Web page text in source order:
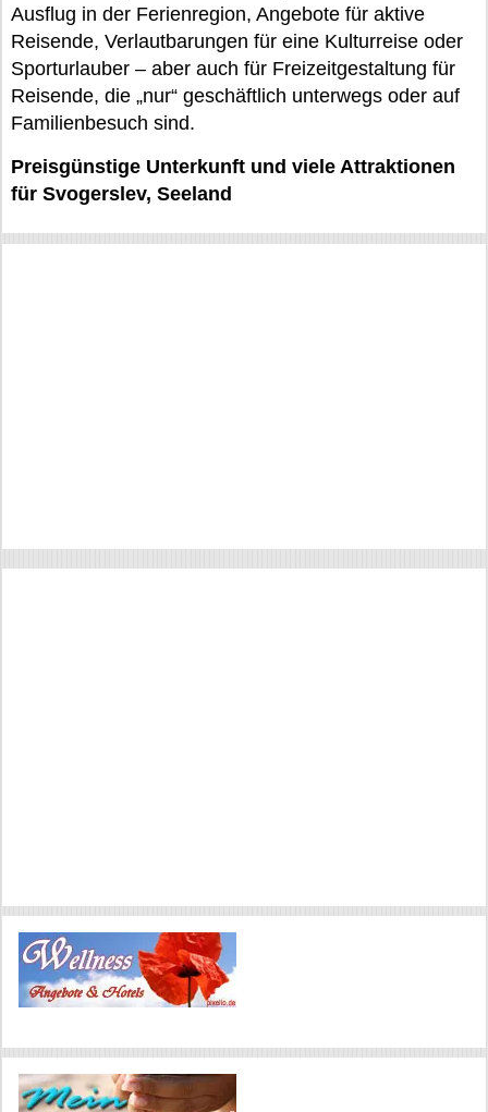
Ausflug in der Ferienregion, Angebote für aktive
Reisende, Verlautbarungen für eine Kulturreise oder
Sporturlauber – aber auch für Freizeitgestaltung für
Reisende, die „nur“ geschäftlich unterwegs oder auf
Familienbesuch sind.
Preisgünstige Unterkunft und viele Attraktionen
für Svogerslev, Seeland